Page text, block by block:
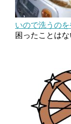
いので洗うの
困ったことは